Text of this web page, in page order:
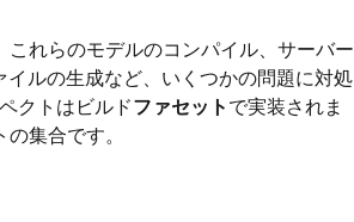
れらのモデルのコンパイル、サーバー
ルの生成など、いくつかの問題に対処
クトはビルドファセット で実装されま
集合です。